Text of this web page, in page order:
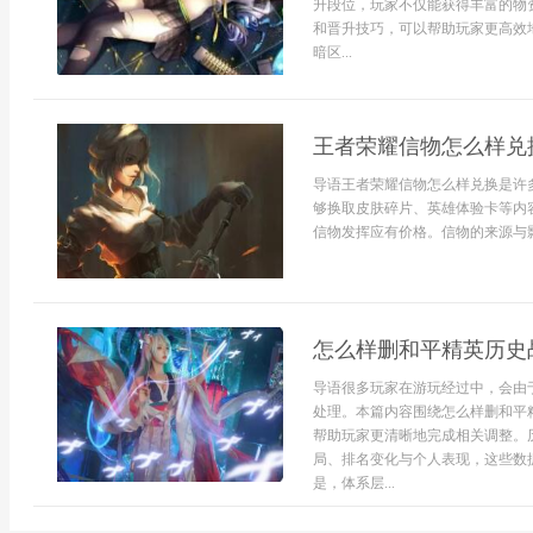
升段位，玩家不仅能获得丰富的
和晋升技巧，可以帮助玩家更高
暗区...
王者荣耀信物怎么样兑
导语王者荣耀信物怎么样兑换是
够换取皮肤碎片、英雄体验卡等
信物发挥应有价格。信物的来源
怎么样删和平精英历
导语很多玩家在游玩经过中，会
处理。本篇内容围绕怎么样删和
帮助玩家更清晰地完成相关调整
局、排名变化与个人表现，这些
是，体系层...